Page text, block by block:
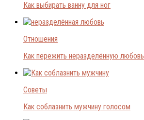
Как выбирать ванну для ног
Отношения
Как пережить неразделённую любовь
Советы
Как соблазнить мужчину голосом